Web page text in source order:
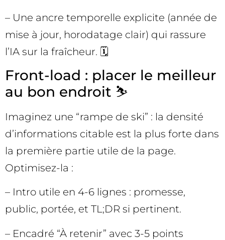
– Une ancre temporelle explicite (année de
mise à jour, horodatage clair) qui rassure
l’IA sur la fraîcheur. 🗓️
Front-load : placer le meilleur
au bon endroit ⛷️
Imaginez une “rampe de ski” : la densité
d’informations citable est la plus forte dans
la première partie utile de la page.
Optimisez-la :
– Intro utile en 4-6 lignes : promesse,
public, portée, et TL;DR si pertinent.
– Encadré “À retenir” avec 3-5 points